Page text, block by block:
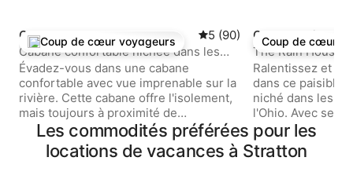
Coup de cœur voyageurs parmi les plus aimés
Coup de cœur voyageurs
Cabane · New Cumberland Note moyenne de 5 sur 5,
5 (90)
Cabane confortable nichée dans les
collines
Évadez-vous dans une cabane
confortable avec vue imprenable sur la
rivière. Cette cabane offre l'isolement,
mais toujours à proximité de
nombreuses commodités. Situé à
quelques minutes d'un magnifique
terrain de golf de 18 trous pour les
Coup de cœur
Coup de cœur
Cabane ·
The Rain House
Ralentissez et
dans ce paisible
niché dans les
l'Ohio. Avec ses
ses lignes
apaisants, ce
1 chambre et 1,5
Les commodités préférées pour les
locations de vacances à Stratton